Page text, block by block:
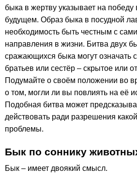
быка в жертву указывает на
будущем. Образ быка в посудной
необходимость быть честным с
направления в жизни. Битва двух
сражающихся быка могут означать
братьев или сестёр – скрытое или
Подумайте о своём положении во
о том, могли ли вы повлиять на её
Подобная битва может
действовать ради разрешения
проблемы.
Бык по соннику
Бык – имеет двоякий смысл.